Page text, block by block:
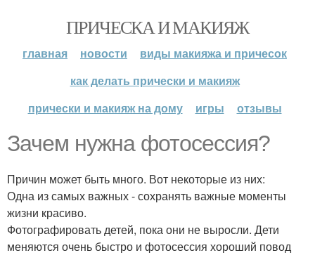
ПРИЧЕСКА И МАКИЯЖ
главная новости
виды макияжа и причесок
как делать прически и макияж
прически и макияж на дому
игры отзывы
Зачем нужна фотосессия?
Причин может быть много. Вот некоторые из них:
Одна из самых важных - сохранять важные моменты
жизни красиво.
Фотографировать детей, пока они не выросли. Дети
меняются очень быстро и фотосессия хороший повод